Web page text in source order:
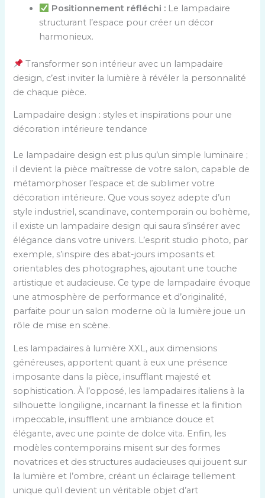
Positionnement réfléchi :Le lampadaire
structurant l’espace pour créer un décor
harmonieux.
Transformer son intérieur avec un lampadaire
design, c’est inviter la lumière à révéler la personnalité
de chaque pièce.
Lampadaire design : styles et inspirations pour une
décoration intérieure tendance
Le lampadaire design est plus qu’un simple luminaire ;
il devient la pièce maîtresse de votre salon, capable de
métamorphoser l’espace et de sublimer votre
décoration intérieure. Que vous soyez adepte d’un
style industriel, scandinave, contemporain ou bohème,
il existe un lampadaire design qui saura s’insérer avec
élégance dans votre univers. L’esprit studio photo, par
exemple, s’inspire des abat-jours imposants et
orientables des photographes, ajoutant une touche
artistique et audacieuse. Ce type de lampadaire évoque
une atmosphère de performance et d’originalité,
parfaite pour un salon moderne où la lumière joue un
rôle de mise en scène.
Les lampadaires à lumière XXL, aux dimensions
généreuses, apportent quant à eux une présence
imposante dans la pièce, insufflant majesté et
sophistication. À l’opposé, les lampadaires italiens à la
silhouette longiligne, incarnant la finesse et la finition
impeccable, insufflent une ambiance douce et
élégante, avec une pointe de dolce vita. Enfin, les
modèles contemporains misent sur des formes
novatrices et des structures audacieuses qui jouent sur
la lumière et l’ombre, créant un éclairage tellement
unique qu’il devient un véritable objet d’art